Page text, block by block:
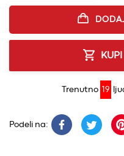
Trenutno 19
Podeli na: